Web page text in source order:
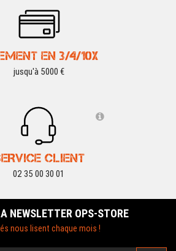
EN 3/4/10X
jusqu'à 5000 €
CLIENT
02 35 00 30 01
NEWSLETTER OPS-STORE
nous lisent chaque mois !